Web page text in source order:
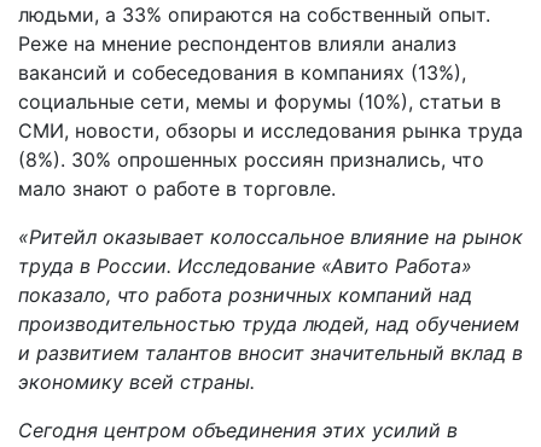
людьми, а 33% опираются на собственный опыт.
Реже на мнение респондентов влияли анализ
вакансий и собеседования в компаниях (13%),
социальные сети, мемы и форумы (10%), статьи в
СМИ, новости, обзоры и исследования рынка труда
(8%). 30% опрошенных россиян признались, что
мало знают о работе в торговле.
«Ритейл оказывает колоссальное влияние на рынок
труда в России. Исследование «Авито Работа»
показало, что работа розничных компаний над
производительностью труда людей, над обучением
и развитием талантов вносит значительный вклад в
экономику всей страны.
Сегодня центром объединения этих усилий в